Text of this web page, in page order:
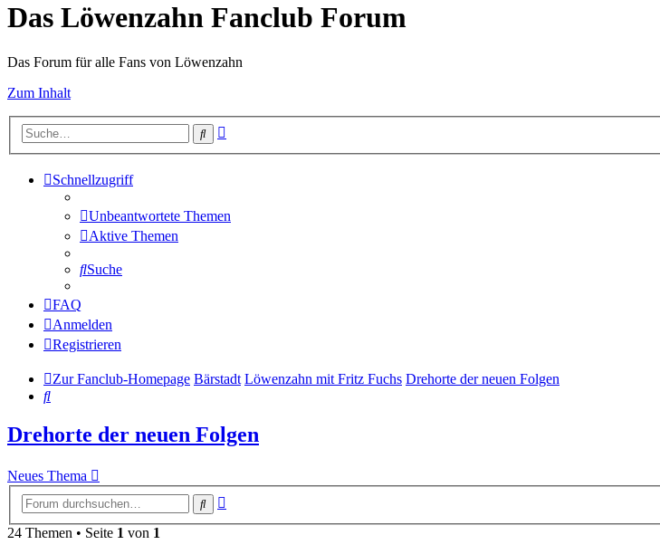
Das Löwenzahn Fanclub Forum
Das Forum für alle Fans von Löwenzahn
Zum Inhalt
Suche
Schnellzugriff
Unbeantwortete Themen
Aktive Themen
Suche
FAQ
Anmelden
Registrieren
Zur Fanclub-Homepage Bärstadt Löwenzahn mit Fritz Fuchs Drehorte der neuen Folgen
Suche
Drehorte der neuen Folgen
Neues Thema
Suche
24 Themen • Seite 1 von 1